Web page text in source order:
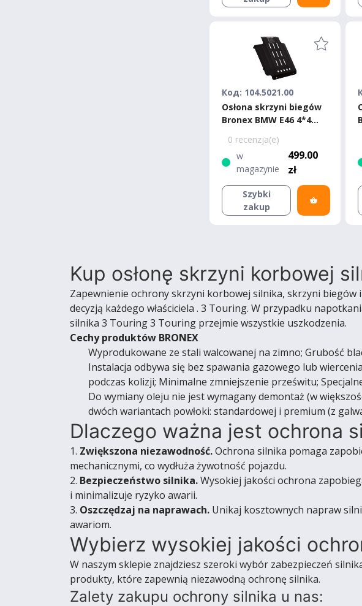
Код: 104.5021.00
Osłona skrzyni biegów
Bronex BMW E46 4*4
0 recenzja(e)
w
magazynie
499.00
zł
Szybki
zakup
Kup osłonę skrzyni korbowej
Zapewnienie ochrony skrzyni korbowej silnika, skrzyni biegów
decyzją każdego właściciela . 3 Touring. W przypadku
silnika 3 Touring 3 Touring przejmie wszystkie uszkodzenia.
Cechy produktów BRONEX
Wyprodukowane ze stali walcowanej na zimno; Grubość
Instalacja odbywa się bez spawania gazowego lub
podczas kolizji; Minimalne zmniejszenie prześwitu;
Do wymiany oleju nie jest wymagany demontaż (w
dwóch wariantach powłoki: standardowej i premium (z
Dlaczego ważna jest ochrona
1. Zwiększona niezawodność.Ochrona silnika pomaga
mechanicznymi, co wydłuża żywotność pojazdu.
2. Bezpieczeństwo silnika.Wysokiej jakości ochrona
i minimalizuje ryzyko awarii.
3. Oszczędzaj na naprawach. Unikaj kosztownych napraw
awariom.
Wybierz wysokiej jakości
W naszym sklepie znajdziesz szeroki wybór zabezpieczeń
produkty, które zapewnią niezawodną ochronę silnika.
Zalety zakupu ochrony silnika u nas: